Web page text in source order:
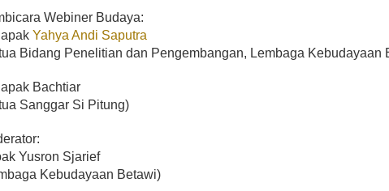
Webiner Budaya:
Yahya Andi Saputra
Bidang Penelitian dan Pengembangan, Lembaga Kebudayaan
Bachtiar
Sanggar Si Pitung)
Yusron Sjarief
Kebudayaan Betawi)